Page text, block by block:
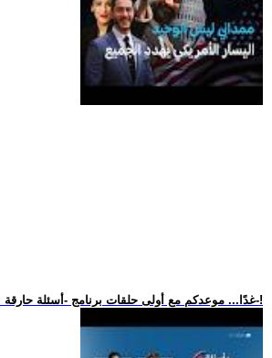
.. غدًا... موعدكم مع أولى حلقات برنامج -أسئلة حارقة-!